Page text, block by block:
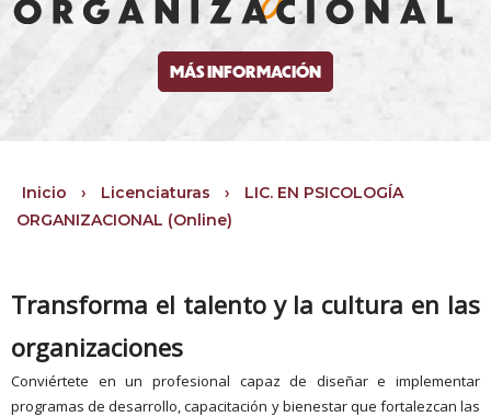
MÁS INFORMACIÓN
Inicio › Licenciaturas ›
LIC. EN PSICOLOGÍA
ORGANIZACIONAL (Online)
Transforma el talento y la cultura en las
organizaciones
Conviértete en un profesional capaz de diseñar e implementar
programas de desarrollo, capacitación y bienestar que fortalezcan las